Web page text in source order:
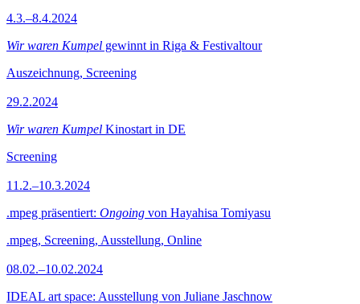
4.3.–8.4.2024
Wir waren Kumpel gewinnt in Riga & Festivaltour
Auszeichnung, Screening
29.2.2024
Wir waren Kumpel Kinostart in DE
Screening
11.2.–10.3.2024
.mpeg präsentiert: Ongoing von Hayahisa Tomiyasu
.mpeg, Screening, Ausstellung, Online
08.02.–10.02.2024
IDEAL art space: Ausstellung von Juliane Jaschnow